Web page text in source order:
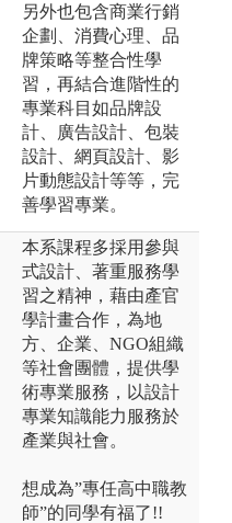
另外也包含商業行銷
企劃、消費心理、品
牌策略等整合性學
習，再結合進階性的
專業科目如品牌設
計、廣告設計、包裝
設計、網頁設計、影
片動態設計等等，完
善學習專業。
本系課程多採用參與
式設計、著重服務學
習之精神，藉由產官
學計畫合作，為地
方、企業、NGO組織
等社會團體，提供學
術專業服務，以設計
專業知識能力服務於
產業與社會。
想成為”專任高中職教
師”的同學有福了!!